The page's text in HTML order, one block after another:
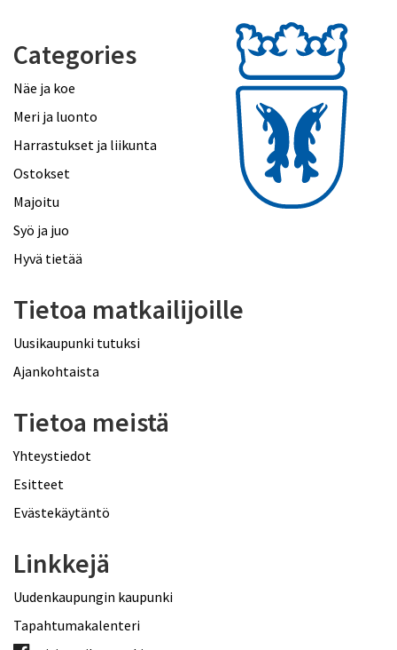
Categories
Näe ja koe
Meri ja luonto
Harrastukset ja liikunta
Ostokset
Majoitu
Syö ja juo
Hyvä tietää
Tietoa matkailijoille
Uusikaupunki tutuksi
Ajankohtaista
Tietoa meistä
Yhteystiedot
Esitteet
Evästekäytäntö
Linkkejä
Uudenkaupungin kaupunki
Tapahtumakalenteri